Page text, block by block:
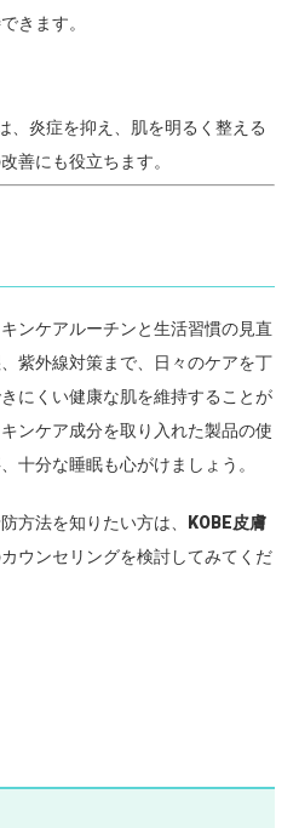
きます。
、炎症を抑え、肌を明るく整える
善にも役立ちます。
ンケアルーチンと生活習慣の見直
紫外線対策まで、日々のケアを丁
にくい健康な肌を維持することが
ンケア成分を取り入れた製品の使
十分な睡眠も心がけましょう。
方法を知りたい方は、
KOBE皮膚
ウンセリングを検討してみてくだ